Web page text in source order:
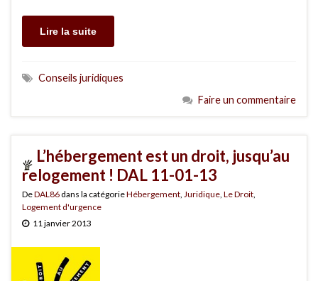
Lire la suite
Conseils juridiques
Faire un commentaire
L’hébergement est un droit, jusqu’au
relogement ! DAL 11-01-13
DeDAL86 dans la catégorieHébergement Juridique Le Droit
Logement d'urgence
11 janvier 2013